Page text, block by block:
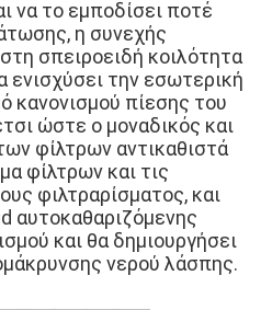
να το εμποδίσει ποτέ
η συνεχής
σπειροειδή κοιλότητα
ενισχύσει την εσωτερική
κανονισμού πίεσης του
ώστε ο μοναδικός και
φίλτρων αντικαθιστά
φίλτρων και τις
φιλτραρίσματος, και
αυτοκαθαριζόμενης
και θα δημιουργήσει
νερού λάσπης.